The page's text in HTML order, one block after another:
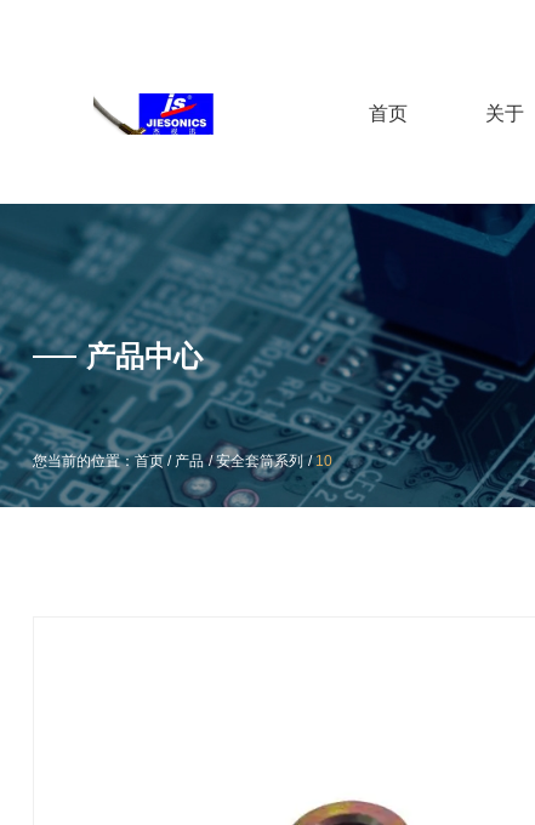
首页 关于
产品中心
您当前的位置：首页/ 产品 /安全套筒系列 /10
产品中心
您当前的位置：首页/ 产品 /安全套筒系列 /10